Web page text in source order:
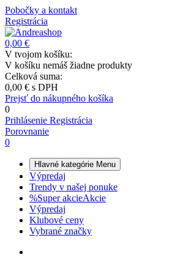
Pobočky a kontakt
Registrácia
0,00 €
V tvojom košíku:
V košíku nemáš žiadne produkty
Celková suma:
0,00 € s DPH
Prejsť do nákupného košíka
0
Prihlásenie Registrácia
Porovnanie
0
Hlavné kategórie Menu
Výpredaj
Trendy v našej ponuke
%Super akcieAkcie
Výpredaj
Klubové ceny
Vybrané značky